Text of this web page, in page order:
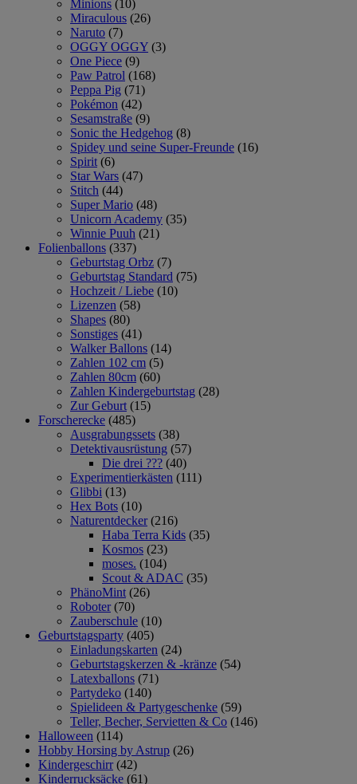
Minions (10)
Miraculous (26)
Naruto (7)
OGGY OGGY (3)
One Piece (9)
Paw Patrol (168)
Peppa Pig (71)
Pokémon (42)
Sesamstraße (9)
Sonic the Hedgehog (8)
Spidey und seine Super-Freunde (16)
Spirit (6)
Star Wars (47)
Stitch (44)
Super Mario (48)
Unicorn Academy (35)
Winnie Puuh (21)
Folienballons (337)
Geburtstag Orbz (7)
Geburtstag Standard (75)
Hochzeit / Liebe (10)
Lizenzen (58)
Shapes (80)
Sonstiges (41)
Walker Ballons (14)
Zahlen 102 cm (5)
Zahlen 80cm (60)
Zahlen Kindergeburtstag (28)
Zur Geburt (15)
Forscherecke (485)
Ausgrabungssets (38)
Detektivausrüstung (57)
Die drei ??? (40)
Experimentierkästen (111)
Glibbi (13)
Hex Bots (10)
Naturentdecker (216)
Haba Terra Kids (35)
Kosmos (23)
moses. (104)
Scout & ADAC (35)
PhänoMint (26)
Roboter (70)
Zauberschule (10)
Geburtstagsparty (405)
Einladungskarten (24)
Geburtstagskerzen & -kränze (54)
Latexballons (71)
Partydeko (140)
Spielideen & Partygeschenke (59)
Teller, Becher, Servietten & Co (146)
Halloween (114)
Hobby Horsing by Astrup (26)
Kindergeschirr (42)
Kinderrucksäcke (61)